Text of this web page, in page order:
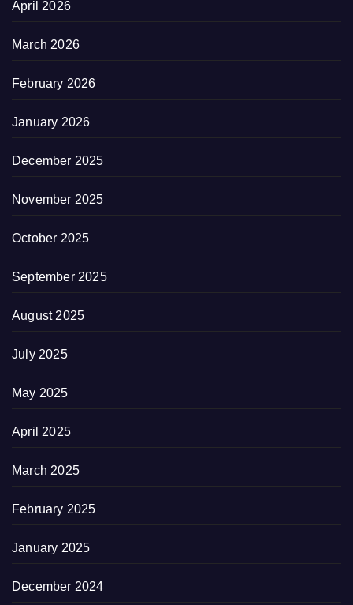
April 2026
March 2026
February 2026
January 2026
December 2025
November 2025
October 2025
September 2025
August 2025
July 2025
May 2025
April 2025
March 2025
February 2025
January 2025
December 2024